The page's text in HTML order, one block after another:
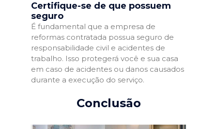
Certifique-se de que possuem
seguro
É fundamental que a empresa de
reformas contratada possua seguro de
responsabilidade civil e acidentes de
trabalho. Isso protegerá você e sua casa
em caso de acidentes ou danos causados
durante a execução do serviço.
Conclusão